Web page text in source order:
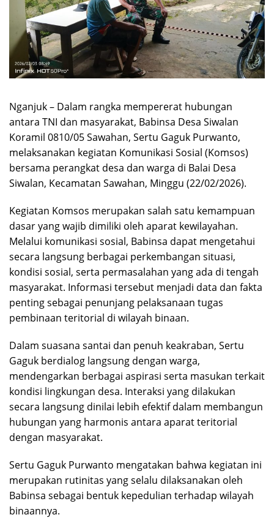
Nganjuk – Dalam rangka mempererat hubungan
antara TNI dan masyarakat, Babinsa Desa Siwalan
Koramil 0810/05 Sawahan, Sertu Gaguk Purwanto,
melaksanakan kegiatan Komunikasi Sosial (Komsos)
bersama perangkat desa dan warga di Balai Desa
Siwalan, Kecamatan Sawahan, Minggu (22/02/2026).
Kegiatan Komsos merupakan salah satu kemampuan
dasar yang wajib dimiliki oleh aparat kewilayahan.
Melalui komunikasi sosial, Babinsa dapat mengetahui
secara langsung berbagai perkembangan situasi,
kondisi sosial, serta permasalahan yang ada di tengah
masyarakat. Informasi tersebut menjadi data dan fakta
penting sebagai penunjang pelaksanaan tugas
pembinaan teritorial di wilayah binaan.
Dalam suasana santai dan penuh keakraban, Sertu
Gaguk berdialog langsung dengan warga,
mendengarkan berbagai aspirasi serta masukan terkait
kondisi lingkungan desa. Interaksi yang dilakukan
secara langsung dinilai lebih efektif dalam membangun
hubungan yang harmonis antara aparat teritorial
dengan masyarakat.
Sertu Gaguk Purwanto mengatakan bahwa kegiatan ini
merupakan rutinitas yang selalu dilaksanakan oleh
Babinsa sebagai bentuk kepedulian terhadap wilayah
binaannya.